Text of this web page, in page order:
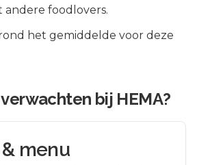
foodlovers.
het gemiddelde voor deze
bij HEMA?
menu